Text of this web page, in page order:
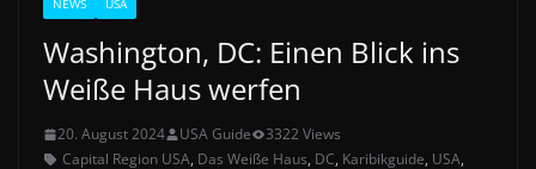
NEWS USA
Washington, DC: Einen Blick ins
Weiße Haus werfen
20. August 2024 USA Guide
3322 Views
Capital Region USA, Das Weiße Haus, DC, Karibikguide, USA,